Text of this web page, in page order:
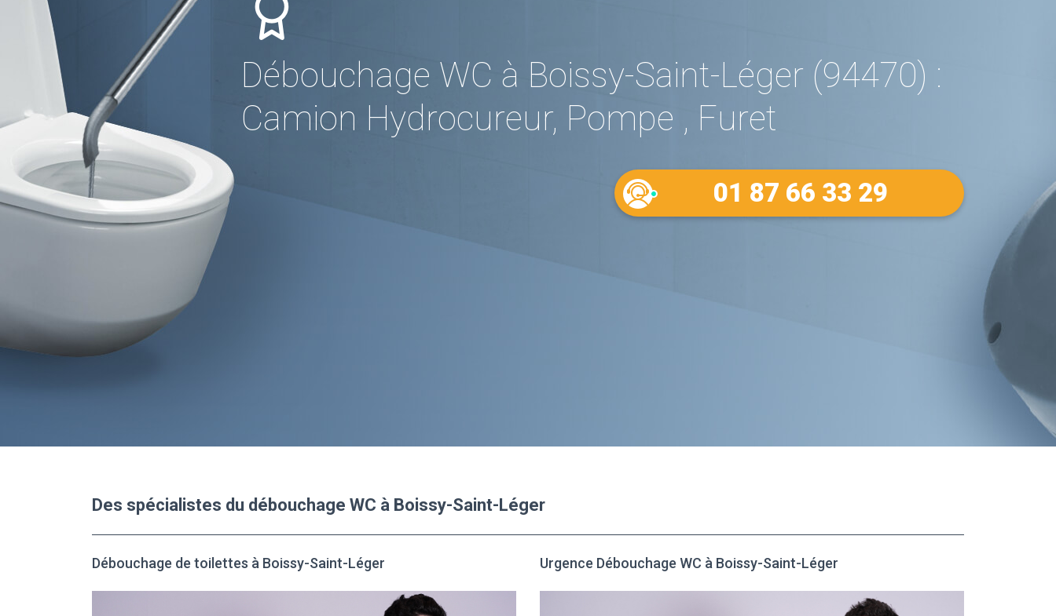
Débouchage WC à Boissy-Saint-Léger (94470) :
Camion Hydrocureur, Pompe , Furet
01 87 66 33 29
Des spécialistes du débouchage WC à Boissy-Saint-Léger
Débouchage de toilettes à Boissy-Saint-Léger Urgence Débouchage WC à Boissy-Saint-Léger